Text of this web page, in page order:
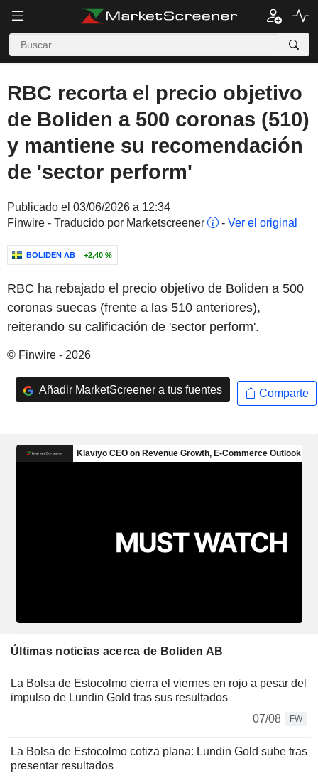
RBC recorta el precio objetivo
de Boliden a 500 coronas (510)
y mantiene su recomendación
de 'sector perform'
Publicado el 03/06/2026 a 12:34
Finwire - Traducido por Marketscreener
- Ver el original
BOLIDEN AB +2,40 %
RBC ha rebajado el precio objetivo de Boliden a 500
coronas suecas (frente a las 510 anteriores),
reiterando su calificación de 'sector perform'.
© Finwire - 2026
Añadir MarketScreener a tus fuentes Comparte
Últimas noticias acerca de Boliden AB
La Bolsa de Estocolmo cierra el viernes en rojo a pesar del
impulso de Lundin Gold tras sus resultados
07/08
FW
La Bolsa de Estocolmo cotiza plana: Lundin Gold sube tras
presentar resultados